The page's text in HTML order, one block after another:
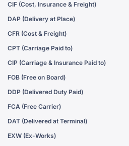
CIF (Cost, Insurance & Freight)
DAP (Delivery at Place)
CFR (Cost & Freight)
CPT (Carriage Paid to)
CIP (Carriage & Insurance Paid to)
FOB (Free on Board)
DDP (Delivered Duty Paid)
FCA (Free Carrier)
DAT (Delivered at Terminal)
EXW (Ex-Works)